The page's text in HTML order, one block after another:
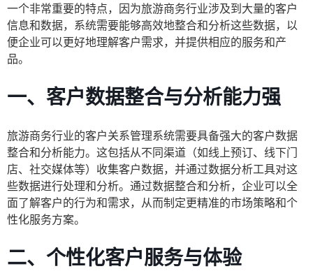
一个非常重要的特点，因为旅游商务行业涉及到大量的客户
信息和数据，系统需要能够高效地整合和分析这些数据，以
便企业可以更好地理解客户需求，并提供相应的服务和产
品。
一、客户数据整合与分析能力强
旅游商务行业的客户关系管理系统需要具备强大的客户数据
整合和分析能力。这包括从不同渠道（如线上预订、线下门
店、社交媒体等）收集客户数据，并通过数据分析工具对这
些数据进行处理和分析。通过数据整合和分析，企业可以全
面了解客户的行为和需求，从而制定更精准的市场策略和个
性化服务方案。
二、个性化客户服务与体验